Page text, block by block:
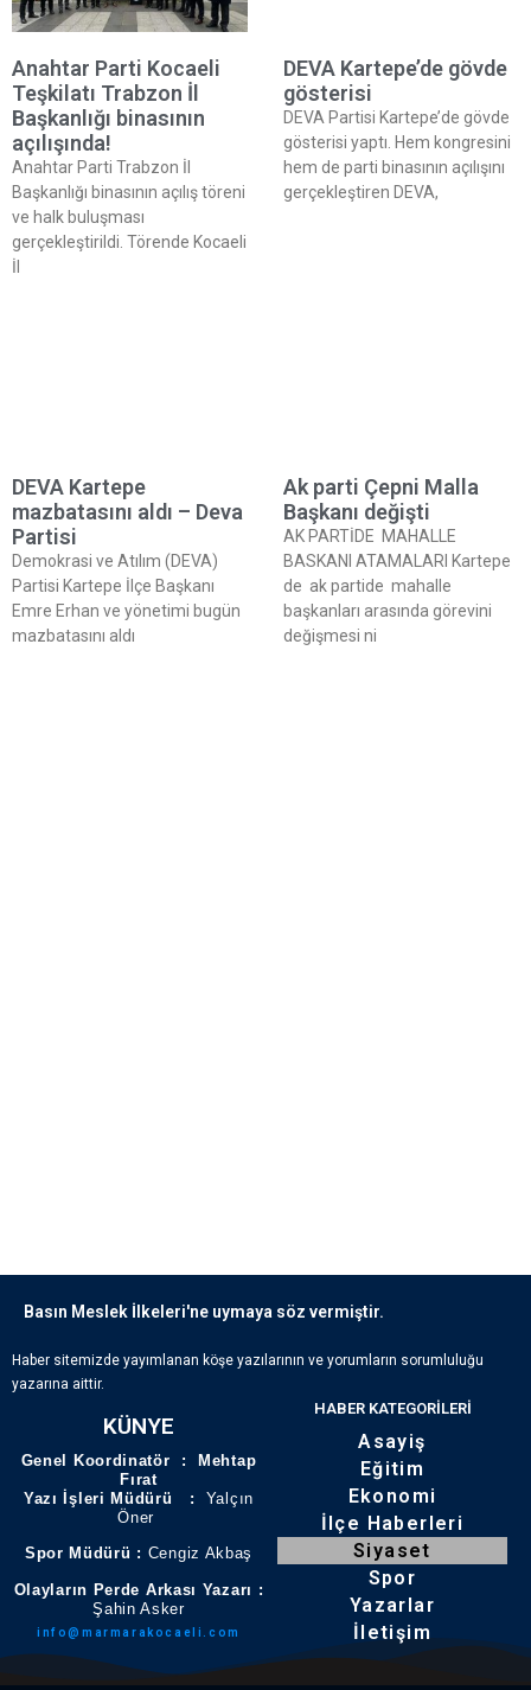
Anahtar Parti Kocaeli
Teşkilatı Trabzon İl
Başkanlığı binasının
açılışında!
Anahtar Parti Trabzon İl
Başkanlığı binasının açılış töreni
ve halk buluşması
gerçekleştirildi. Törende Kocaeli
İl
DEVA Kartepe’de gövde
gösterisi
DEVA Partisi Kartepe’de gövde
gösterisi yaptı. Hem kongresini
hem de parti binasının açılışını
gerçekleştiren DEVA,
DEVA Kartepe
mazbatasını aldı – Deva
Partisi
Demokrasi ve Atılım (DEVA)
Partisi Kartepe İlçe Başkanı
Emre Erhan ve yönetimi bugün
mazbatasını aldı
Ak parti Çepni Malla
Başkanı değişti
AK PARTİDE MAHALLE
BASKANI ATAMALARI Kartepe
de ak partide mahalle
başkanları arasında görevini
değişmesi ni
Basın Meslek İlkeleri'ne uymaya söz vermiştir.
Haber sitemizde yayımlanan köşe yazılarının ve yorumların sorumluluğu
yazarına aittir.
KÜNYE
Genel Koordinatör : Mehtap
Fırat
Yazı İşleri Müdürü : Yalçın
Öner
Spor Müdürü : Cengiz Akbaş
Olayların Perde Arkası Yazarı :
Şahin Asker
info@marmarakocaeli.com
HABER KATEGORILERI
Asayiş
Eğitim
Ekonomi
İlçe Haberleri
Siyaset
Spor
Yazarlar
İletişim